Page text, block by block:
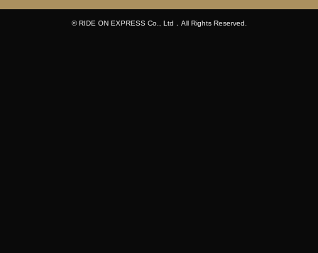
© RIDE ON EXPRESS Co., Ltd．All Rights Reserved.